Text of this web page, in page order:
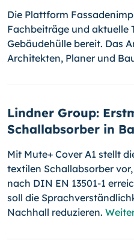
Die Plattform
Fachbeiträge und aktuelle
Gebäudehülle bereit. Das
Architekten, Planer und
Lindner Group:
Schallabsorber in
Mit Mute+ Cover A1 stellt
textilen Schallabsorber
nach DIN EN 13501-1
soll die
Nachhall reduzieren.